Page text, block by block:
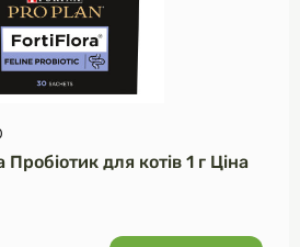
для котів 1 г Ціна